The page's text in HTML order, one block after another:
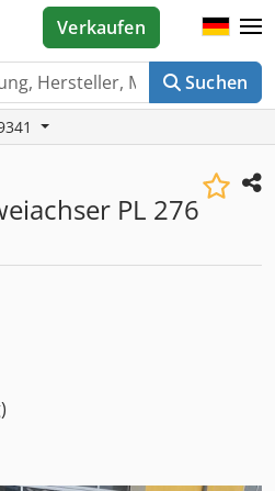
Suchen
Verkaufen
PL 276